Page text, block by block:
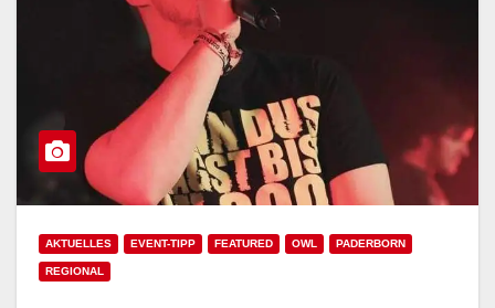
AKTUELLES EVENT-TIPP FEATURED OWL PADERBORN
REGIONAL